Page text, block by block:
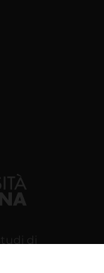
di